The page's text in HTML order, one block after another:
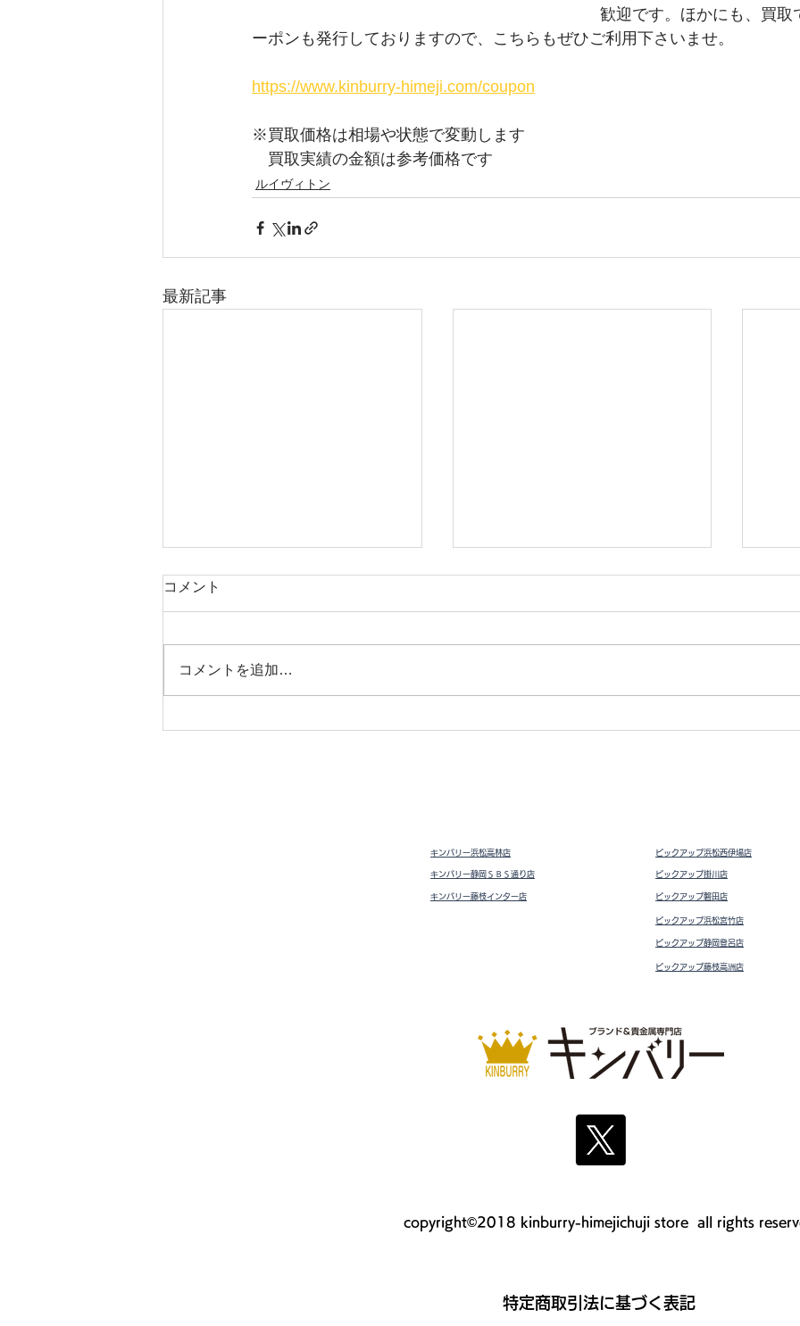
歓迎です。ほかにも、買取
ーポンも発行しておりますので、こちらもぜひご利用下さいませ。
https://www.kinburry-himeji.com/coupon
※買取価格は相場や状態で変動します
買取実績の金額は参考価格です
ルイヴィトン
最新記事
ジッピーコインパース
ドライビングシューズ スウェ
Vト
コメント
コメントを追加…
キンバリー浜松高林店
キンバリー静岡ＳＢＳ通り店
キンバリー藤枝インター店
ピックアップ浜松西伊場店
ピックアップ掛川 店
ピックアップ磐田店
ピックアップ浜松宮竹店
ピックアップ静岡登呂店
ピックアップ藤枝高洲店
copyright©2018 kinburry-himejichuji store all rights
​特定商取引法に基づく表記